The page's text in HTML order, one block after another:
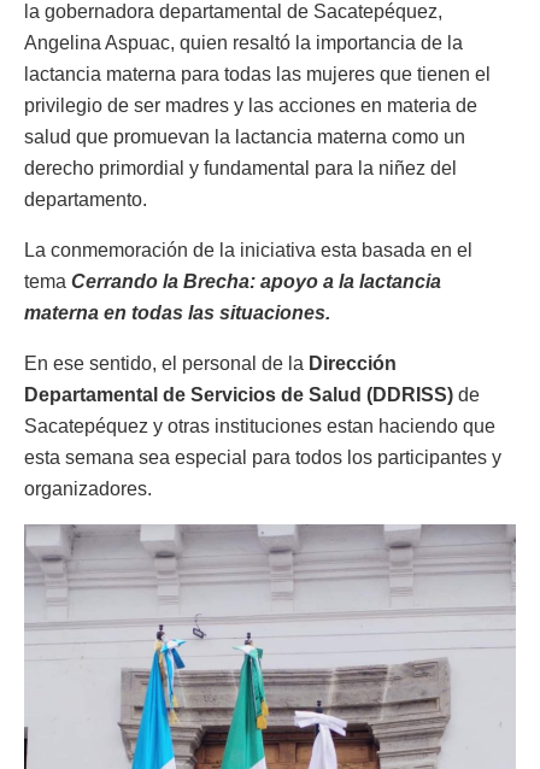
la gobernadora departamental de Sacatepéquez,
Angelina Aspuac, quien resaltó la importancia de la
lactancia materna para todas las mujeres que tienen el
privilegio de ser madres y las acciones en materia de
salud que promuevan la lactancia materna como un
derecho primordial y fundamental para la niñez del
departamento.
La conmemoración de la iniciativa esta basada en el
tema Cerrando la Brecha: apoyo a la lactancia
materna en todas las situaciones.
En ese sentido, el personal de la Dirección
Departamental de Servicios de Salud (DDRISS) de
Sacatepéquez y otras instituciones estan haciendo que
esta semana sea especial para todos los participantes y
organizadores.